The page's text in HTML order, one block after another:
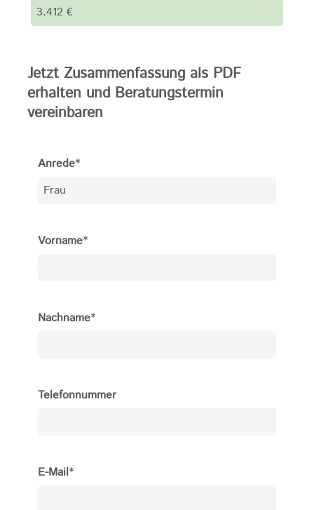
Jetzt Zusammenfassung als PDF
erhalten und Beratungstermin
vereinbaren
Anrede*
Vorname*
Nachname*
Telefonnummer
E-Mail*